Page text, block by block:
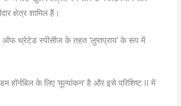
क्षेत्र शामिल हैं।
थ्रेटेड स्पीसीज के तहत ‘लुप्तप्राय’ के रूप में
हॉर्नबिल के लिए ‘मूल्यांकन’ है और इसे परिशिष्ट II में